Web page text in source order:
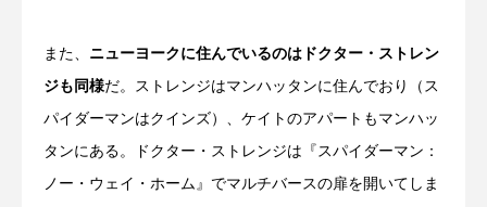
また、 ニューヨークに住んでいるのはドクター・ストレン
ジも同様だ。ストレンジはマンハッタンに住んでおり（ス
パイダーマンはクインズ）、ケイトのアパートもマンハッ
タンにある。ドクター・ストレンジは『スパイダーマン：
ノー・ウェイ・ホーム』でマルチバースの扉を開いてしま